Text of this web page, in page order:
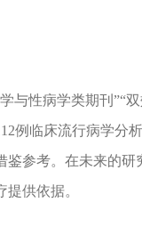
性病学类期刊”“双
例临床流行病学分
参考。在未来的
供依据。